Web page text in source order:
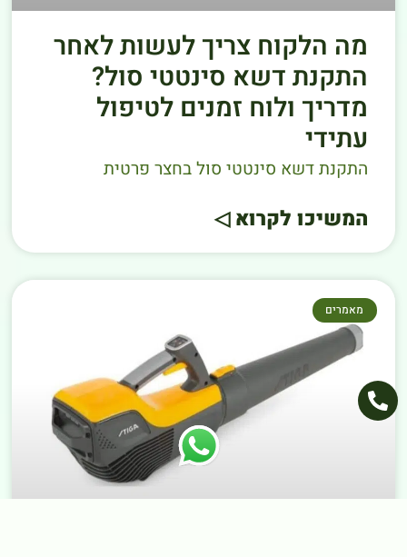
מה הלקוח צריך לעשות לאחר
התקנת דשא סינטטי סול?
מדריך ולוח זמנים לטיפול
עתידי
התקנת דשא סינטטי סול בחצר פרטית
המשיכו לקרוא ◁
מאמרים